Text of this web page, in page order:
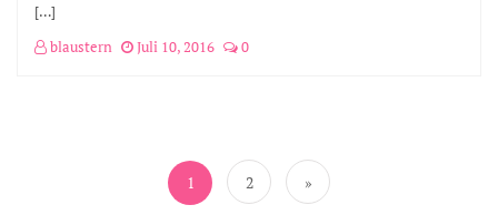
[…]
blaustern
Juli 10, 2016 0
der
Beiträge
1 2 »